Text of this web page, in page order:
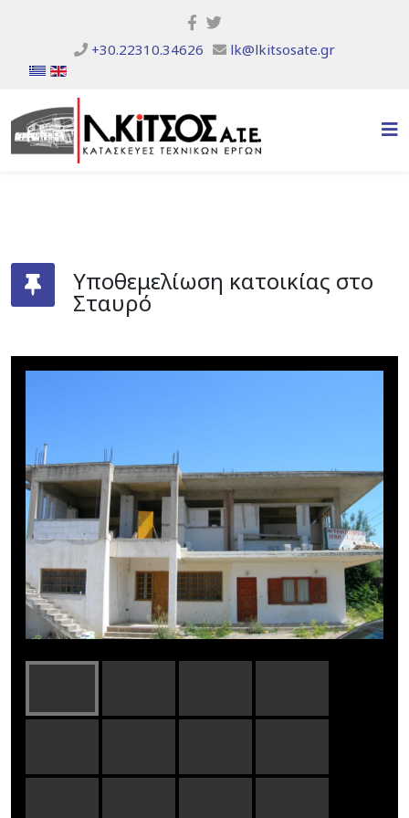
+30.22310.34626 lk@lkitsosate.gr
Υποθεμελίωση κατοικίας στο
Σταυρό